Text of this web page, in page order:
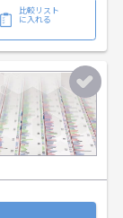
比較リスト
に入れる